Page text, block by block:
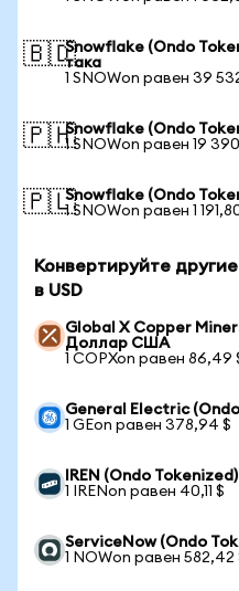
🇧🇩Snowflake (Ondo
така
1 SNOWon равен 39
🇵🇭Snowflake (Ondo
1 SNOWon равен 19
🇵🇱Snowflake (Ondo
1 SNOWon равен 1
Конвертируйте
в USD
Global X Copper
Доллар США
1 COPXon равен 86,49
General Electric
1 GEon равен 378,94 $
IREN (Ondo
1 IRENon равен 40,11 $
ServiceNow (Ondo
1 NOWon равен 582,42